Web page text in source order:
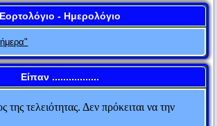
Εορτολόγιο - Ημερολόγιο
Είπαν .................
μ' έναν ηλίθιο. Είναι βέβαιο ότι θα σε ρίξει
θα σε νικήσει εκ πείρας.
της τελειότητας. Δεν πρόκειται να την